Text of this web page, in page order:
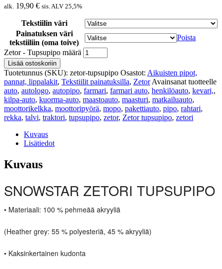
alk. 19,90 € sis. ALV 25,5%
Tekstiilin väri
Painatuksen väri
tekstiiliin (oma toive)
Poista
Zetor - Tupsupipo määrä
Lisää ostoskoriin
Tuotetunnus (SKU): zetor-tupsupipo Osastot: Aikuisten pipot,
pannat, lippalakit, Tekstiilit painatuksilla, Zetor Avainsanat tuotteelle
auto, autologo, autopipo, farmari, farmari auto, henkilöauto, kevari,,
kilpa-auto, kuorma-auto, maastoauto, maasturi, matkailuauto,
moottorikelkka, moottoripyörä, mopo, pakettiauto, pipo, rahtari,
rekka, talvi, traktori, tupsupipo, zetor, Zetor tupsupipo, zetori
Kuvaus
Lisätiedot
Kuvaus
SNOWSTAR ZETORI TUPSUPIPO
• Materiaali: 100 % pehmeää akryyliä
(Heather grey: 55 % polyesteriä, 45 % akryyliä)
• Kaksinkertainen kudonta